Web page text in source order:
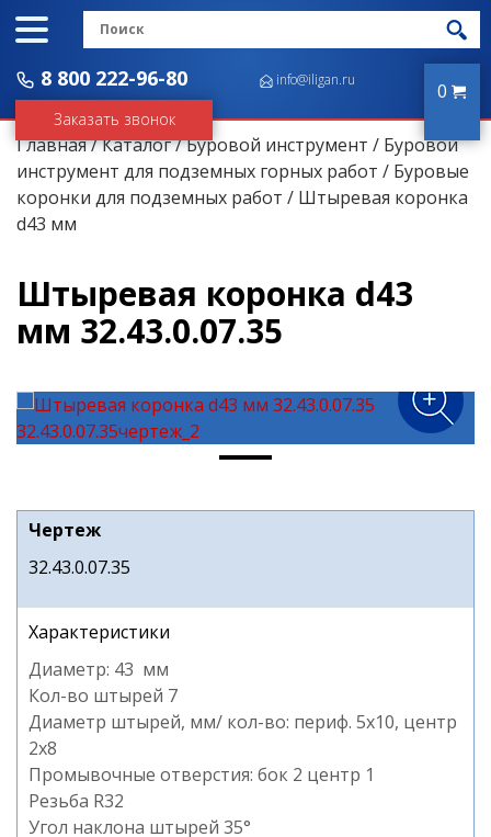
8 800 222-96-80
Заказать звонок
info@iligan.ru 0
Главная/Каталог/Буровой инструмент / Буровой
инструмент для подземных горных работ / Буровые
коронки для подземных работ / Штыревая коронка
d43 мм
Штыревая коронка d43
мм 32.43.0.07.35
Чертеж
32.43.0.07.35
Характеристики
Диаметр: 43 мм
Кол-во штырей 7
Диаметр штырей, мм/ кол-во: периф. 5х10, центр
2х8
Промывочные отверстия: бок 2 центр 1
Резьба R32
Угол наклона штырей 35°